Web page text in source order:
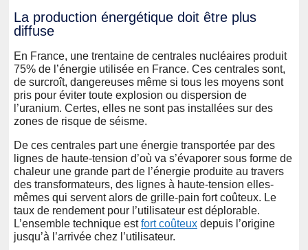
La production énergétique doit être plus
diffuse
En France, une trentaine de centrales nucléaires produit
75% de l’énergie utilisée en France. Ces centrales sont,
de surcroît, dangereuses même si tous les moyens sont
pris pour éviter toute explosion ou dispersion de
l’uranium. Certes, elles ne sont pas installées sur des
zones de risque de séisme.
De ces centrales part une énergie transportée par des
lignes de haute-tension d’où va s’évaporer sous forme de
chaleur une grande part de l’énergie produite au travers
des transformateurs, des lignes à haute-tension elles-
mêmes qui servent alors de grille-pain fort coûteux. Le
taux de rendement pour l’utilisateur est déplorable.
L’ensemble technique estfort coûteux depuis l’origine
jusqu’à l’arrivée chez l’utilisateur.